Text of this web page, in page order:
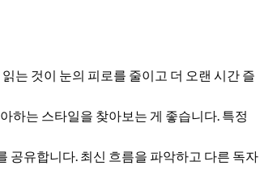
는 것이 눈의 피로를 줄이고 더 오랜 시간 즐
하는 스타일을 찾아보는 게 좋습니다. 특정
공유합니다. 최신 흐름을 파악하고 다른 독자